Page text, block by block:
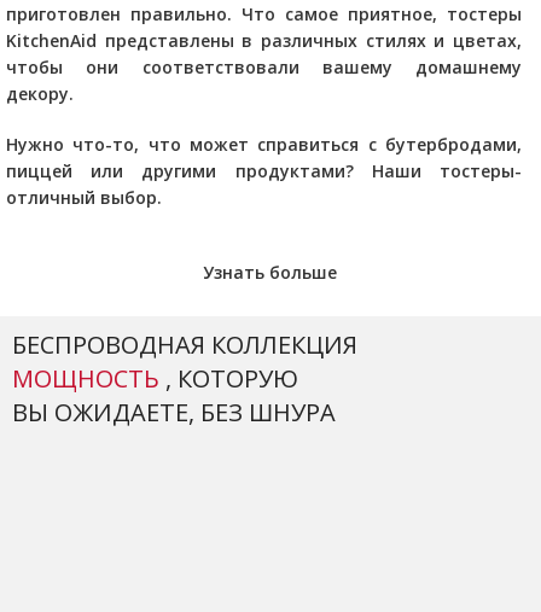
приготовлен правильно. Что самое приятное, тостеры
KitchenAid представлены в различных стилях и цветах,
чтобы они соответствовали вашему домашнему
декору.
Нужно что-то, что может справиться с бутербродами,
пиццей или другими продуктами? Наши тостеры-
отличный выбор.
Узнать больше
БЕСПРОВОДНАЯ КОЛЛЕКЦИЯ
МОЩНОСТЬ , КОТОРУЮ
ВЫ ОЖИДАЕТЕ, БЕЗ ШНУРА